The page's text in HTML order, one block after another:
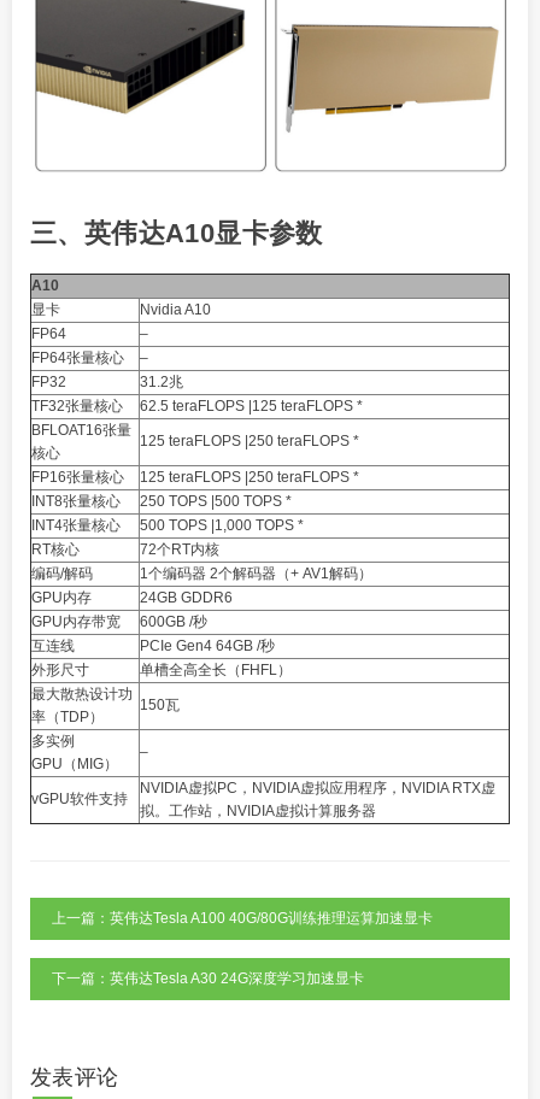
三、英伟达A10显卡参数
A10
显卡
Nvidia A10
FP64
–
FP64张量核心
–
FP32
31.2兆
TF32张量核心
62.5 teraFLOPS |125 teraFLOPS *
BFLOAT16张量
核心
125 teraFLOPS |250 teraFLOPS *
FP16张量核心
125 teraFLOPS |250 teraFLOPS *
INT8张量核心
250 TOPS |500 TOPS *
INT4张量核心
500 TOPS |1,000 TOPS *
RT核心
72个RT内核
编码/解码
1个编码器 2个解码器（+ AV1解码）
GPU内存
24GB GDDR6
GPU内存带宽
600GB /秒
互连线
PCIe Gen4 64GB /秒
外形尺寸
单槽全高全长（FHFL）
最大散热设计功
率（TDP）
150瓦
多实例
GPU（MIG）
–
vGPU软件支持
NVIDIA虚拟PC，NVIDIA虚拟应用程序，NVIDIA RTX虚
拟。 工作站 ，NVIDIA虚拟计算服务器
上一篇：英伟达Tesla A100 40G/80G训练推理运算加速显卡
下一篇：英伟达Tesla A30 24G深度学习加速显卡
发表评论